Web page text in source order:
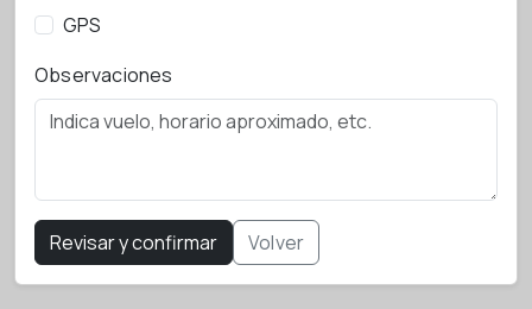
GPS
Observaciones
Revisar y confirmar Volver